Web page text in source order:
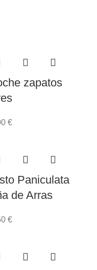
zapatos
€
Paniculata
de Arras
€